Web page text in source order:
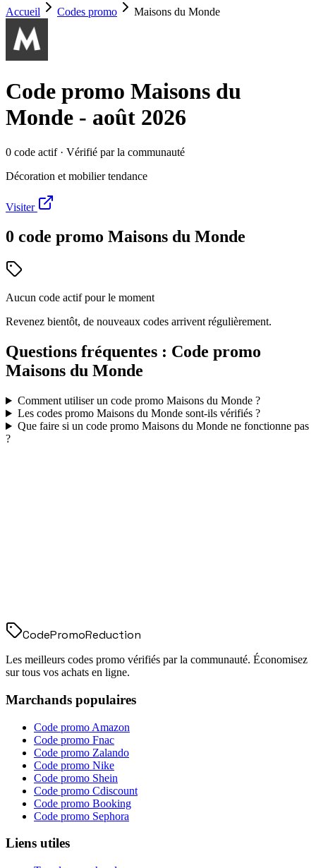
Accueil Codes promo Maisons du Monde
Code promo Maisons du
Monde - août 2026
0 code actif· Vérifié par la communauté
Décoration et mobilier tendance
Visiter
0 code promo Maisons du Monde
Aucun code actif pour le moment
Revenez bientôt, de nouveaux codes arrivent régulièrement.
Questions fréquentes : Code promo
Maisons du Monde
Comment utiliser un code promo Maisons du Monde?
Les codes promo Maisons du Mondesont-ils vérifiés ?
Que faire si un code promo Maisons du Mondene fonctionne pas
?
CodePromoReduction
Les meilleurs codes promo vérifiés par la communauté. Économisez
sur tous vos achats en ligne.
Marchands populaires
Code promo Amazon
Code promo Fnac
Code promo Zalando
Code promo Nike
Code promo Shein
Code promo Cdiscount
Code promo Booking
Code promo Sephora
Liens utiles